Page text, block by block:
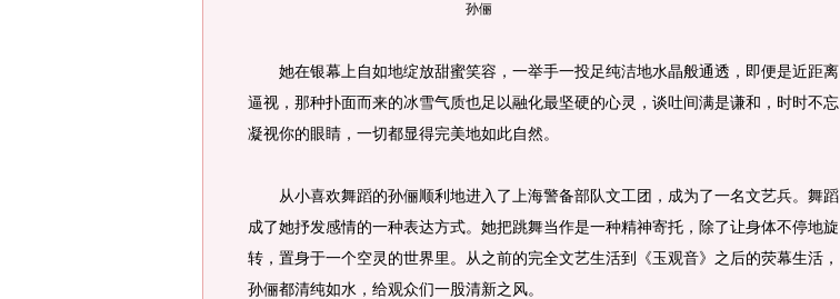
孙俪
她在银幕上自如地绽放甜蜜笑容，一举手一投足纯洁地水晶般通透，即便是近距离
逼视，那种扑面而来的冰雪气质也足以融化最坚硬的心灵，谈吐间满是谦和，时时不忘
凝视你的眼睛，一切都显得完美地如此自然。
从小喜欢舞蹈的孙俪顺利地进入了上海警备部队文工团，成为了一名文艺兵。舞蹈
成了她抒发感情的一种表达方式。她把跳舞当作是一种精神寄托，除了让身体不停地旋
转，置身于一个空灵的世界里。从之前的完全文艺生活到《玉观音》之后的荧幕生活，
孙俪都清纯如水，给观众们一股清新之风。